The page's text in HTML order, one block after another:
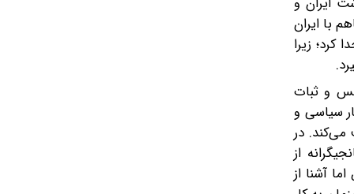
با ایران
کرد؛ زیرا
و ثبات
سیاسی و
می‌کند. در
از
آشنا از